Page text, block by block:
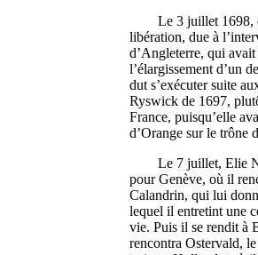
Le 3 juillet 1698,
libération, due à
d’Angleterre, qui avait
l’élargissement d’un
dut s’exécuter suite
Ryswick de 1697,
France, puisqu’elle
d’Orange sur le trône
Le 7 juillet, Elie
pour Genève, où il
Calandrin, qui lui
lequel il entretint une
vie. Puis il se rendit à
rencontra Ostervald,